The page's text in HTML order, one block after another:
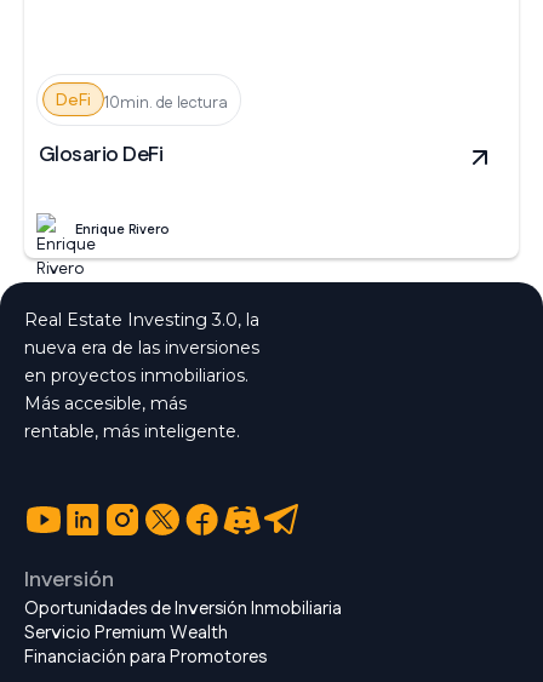
DeFi 10min. de lectura
Glosario DeFi
Enrique Rivero
Real Estate Investing 3.0, la
nueva era de las inversiones
en proyectos inmobiliarios.
Más accesible, más
rentable, más inteligente.
Inversión
Oportunidades de Inversión Inmobiliaria
Servicio Premium Wealth
Financiación para Promotores